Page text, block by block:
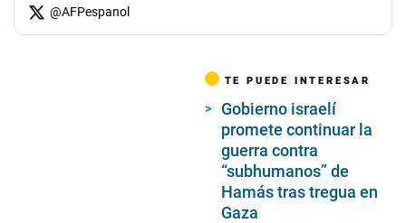
@AFPespanol
TE PUEDE INTERESAR
Gobierno israelí
promete continuar la
guerra contra
“subhumanos” de
Hamás tras tregua en
Gaza